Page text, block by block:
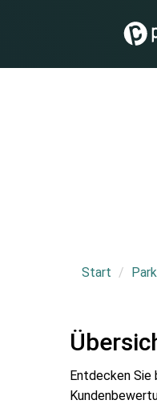
Start
Entdecken Sie